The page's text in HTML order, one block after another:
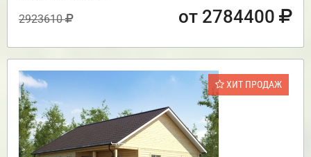
2923610 от 2784400
ХИТ ПРОДАЖ